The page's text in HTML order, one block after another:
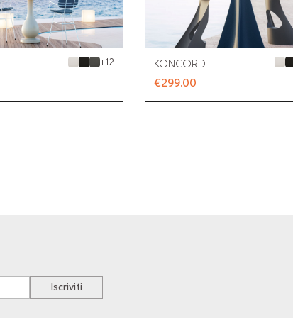
+12 KONCORD
€299.00
Iscriviti